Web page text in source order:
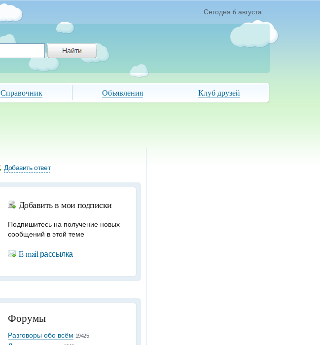
Сегодня 6 августа
Справочник Объявления Клуб друзей
Добавить ответ
Добавить в мои подписки
Подпишитесь на получение новых
сообщений в этой теме
E-mail рассылка
Форумы
Разговоры обо всём 19425